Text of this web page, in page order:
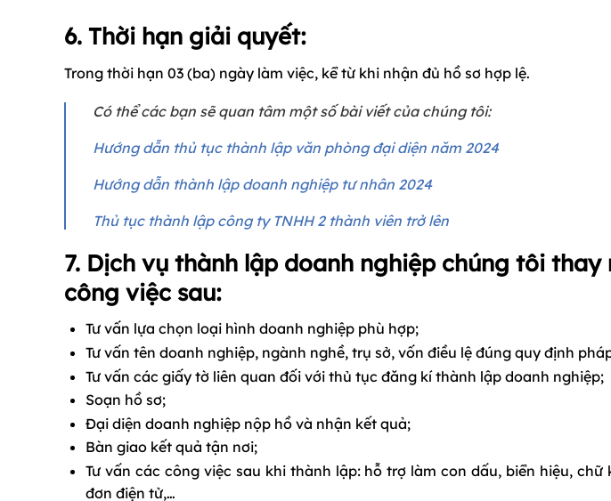
6. Thời hạn giải quyết:
Trong thời hạn 03 (ba) ngày làm việc, kể từ khi nhận đủ hồ sơ hợp lệ.
Có thể các bạn sẽ quan tâm một số bài viết của chúng tôi:
Hướng dẫn thủ tục thành lập văn phòng đại diện năm 2024
Hướng dẫn thành lập doanh nghiệp tư nhân 2024
Thủ tục thành lập công ty TNHH 2 thành viên trở lên
7. Dịch vụ thành lập doanh nghiệp chúng tôi
công việc sau:
Tư vấn lựa chọn loại hình doanh nghiệp phù hợp;
Tư vấn tên doanh nghiệp, ngành nghề, trụ sở, vốn điều lệ đúng quy định
Tư vấn các giấy tờ liên quan đối với thủ tục đăng kí thành lập doanh nghiệp;
Soạn hồ sơ;
Đại diện doanh nghiệp nộp hồ và nhận kết quả;
Bàn giao kết quả tận nơi;
Tư vấn các công việc sau khi thành lập: hỗ trợ làm con dấu, biển hiệu,
đơn điện tử,…